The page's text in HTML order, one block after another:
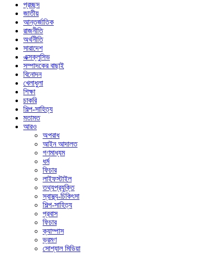
প্রচ্ছদ
জাতীয়
আন্তর্জাতিক
রাজনীতি
অর্থনীতি
সারাদেশ
এক্সক্লুসিভ
সম্পাদকের বাছাই
বিনোদন
খেলাধুলা
শিক্ষা
চাকরি
শিল্প-সাহিত্য
মতামত
আরও
অপরাধ
আইন আদালত
গণমাধ্যম
ধর্ম
ফিচার
লাইফস্টাইল
তথ্যপ্রযুক্তি
স্বাস্থ্য-চিকিৎসা
শিল্প-সাহিত্য
প্রবাস
ফিচার
ক্যাম্পাস
ভ্রমণ
সোশ্যাল মিডিয়া